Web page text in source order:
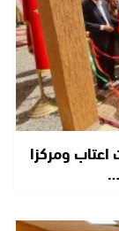
ومركزا